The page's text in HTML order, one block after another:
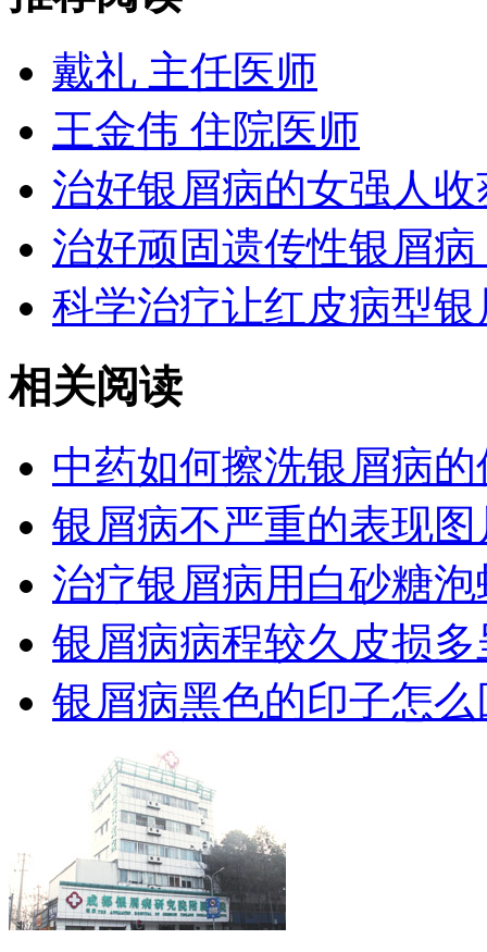
戴礼 主任医师
王金伟 住院医师
治好银屑病的女强人
治好顽固遗传性银屑
科学治疗让红皮病型
相关阅读
中药如何擦洗银屑病的
银屑病不严重的表现图
治疗银屑病用白砂糖泡
银屑病病程较久皮损
银屑病黑色的印子怎么